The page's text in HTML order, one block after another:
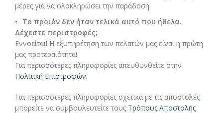
μέρες για να ολοκληρώσει την παράδοση.
Το προϊόν δεν ήταν τελικά αυτό που ήθελα.
Δέχεστε περιστροφές;
Εννοείται! Η εξυπηρέτηση των πελατών μας είναι η πρώτη
μας προτεραιότητα!
Για περισσότερες πληροφορίες απευθυνθείτε στην
Πολιτική Επιστροφών.
Για περισσότερες πληροφορίες σχετικά με τις αποστολές
μπορείτε να συμβουλευτείτε τους Τρόπους Αποστολής